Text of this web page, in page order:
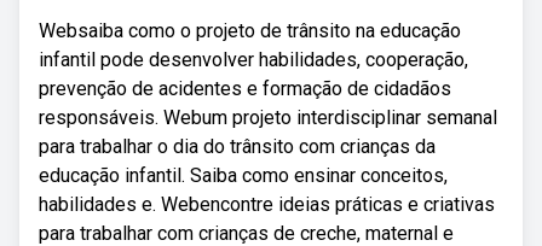
Websaiba como o projeto de trânsito na educação
infantil pode desenvolver habilidades, cooperação,
prevenção de acidentes e formação de cidadãos
responsáveis. Webum projeto interdisciplinar semanal
para trabalhar o dia do trânsito com crianças da
educação infantil. Saiba como ensinar conceitos,
habilidades e. Webencontre ideias práticas e criativas
para trabalhar com crianças de creche, maternal e